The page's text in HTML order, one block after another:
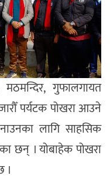
गुफालगायत
पर्यटक पोखरा आउने
लागि साहसिक
छन् । योबाहेक पोखरा
।